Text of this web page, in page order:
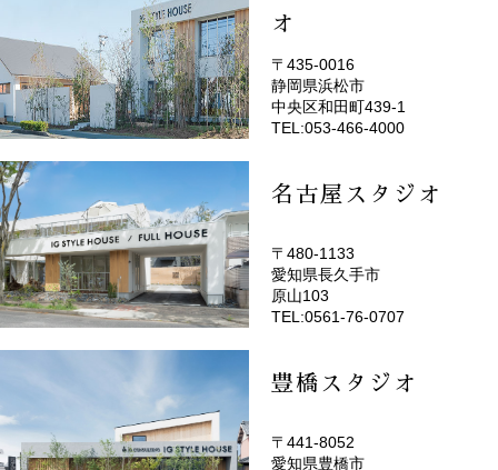
オ
(EMOTOP浜松)
〒435-0016
静岡県浜松市
中央区和田町439-1
TEL:053-466-4000
名古屋スタジオ
(EMOTOP名古屋)
〒480-1133
愛知県長久手市
原山103
TEL:0561-76-0707
豊橋スタジオ
〒441-8052
愛知県豊橋市